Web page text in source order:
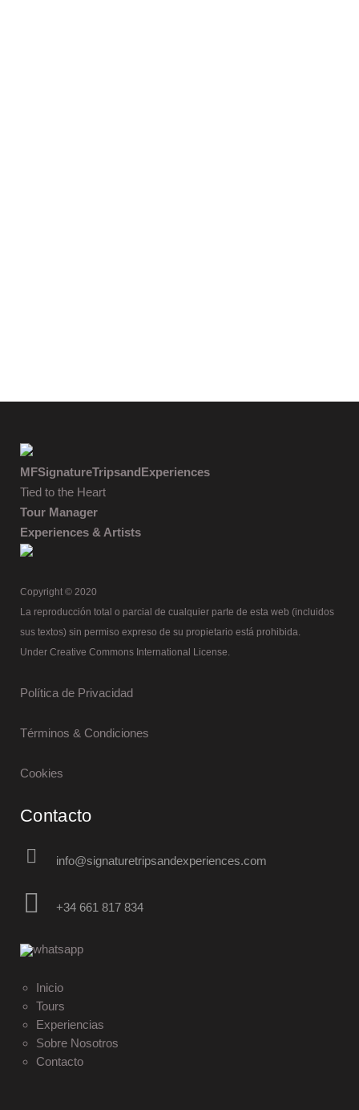
MFSignatureTripsandExperiences
Tied to the Heart
Tour Manager
Experiences & Artists
Copyright © 2020
La reproducción total o parcial de cualquier parte de esta web (incluidos
sus textos) sin permiso expreso de su propietario está prohibida.
Under Creative Commons International License.
Política de Privacidad
Términos & Condiciones
Cookies
Contacto
info@signaturetripsandexperiences.com
+34 661 817 834
Inicio
Tours
Experiencias
Sobre Nosotros
Contacto